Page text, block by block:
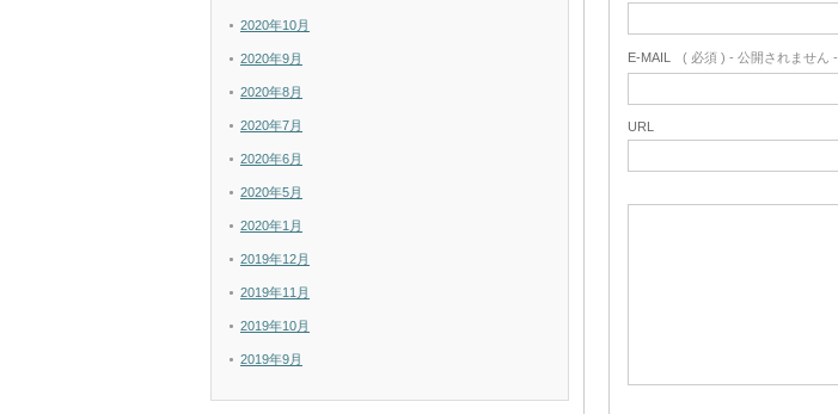
E-MAIL ( 必須 ) - 公開されません -
URL
2020年10月
2020年9月
2020年8月
2020年7月
2020年6月
2020年5月
2020年1月
2019年12月
2019年11月
2019年10月
2019年9月